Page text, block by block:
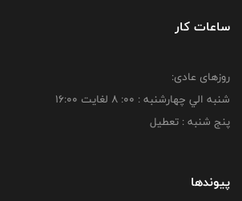
ساعات کار
روزهای عادی:
شنبه الي چهارشنبه : 00: 8 لغايت 16:00
پنج شنبه : تعطیل
پیوندها